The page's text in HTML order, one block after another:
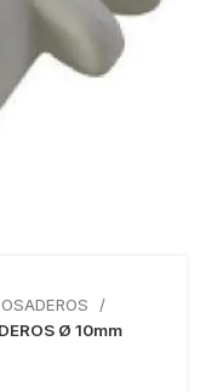
Ø 10mm